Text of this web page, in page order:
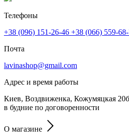
Телефоны
+38 (096) 151-26-46 +38 (066) 559-
Почта
lavinashop@gmail.com
Адрес и время работы
Киев, Воздвиженка, Кожумяцкая
в будние по договоренности
О магазине